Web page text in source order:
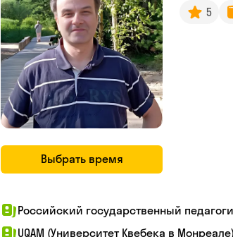
Выбрать время
5
Российский государственный
UQAM (Университет Квебека в Монреале)